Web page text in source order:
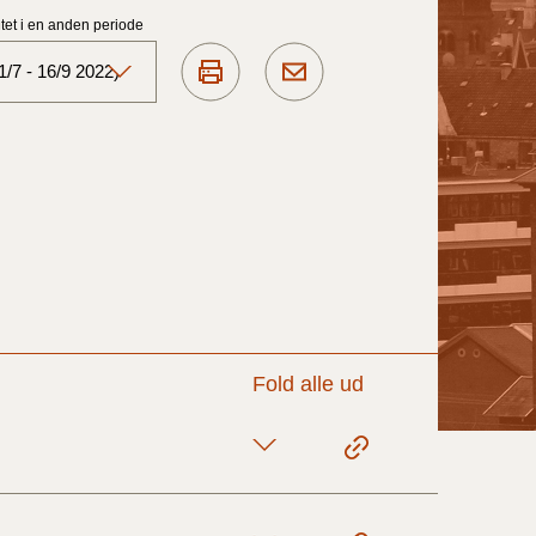
i en anden periode
7 - 16/9 2022)
Fold alle ud